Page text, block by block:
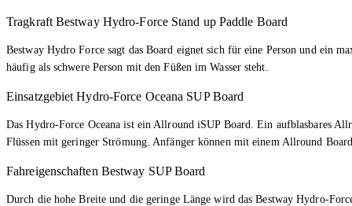
Tragkraft Bestway Hydro-Force Stand up Paddle Board
Bestway Hydro Force sagt das Board eignet sich für eine Person und ein
häufig als schwere Person mit den Füßen im Wasser steht.
Einsatzgebiet Hydro-Force Oceana SUP Board
Das Hydro-Force Oceana ist ein Allround iSUP Board. Ein aufblasbares
Flüssen mit geringer Strömung. Anfänger können mit einem Allround
Fahreigenschaften Bestway SUP Board
Durch die hohe Breite und die geringe Länge wird das Bestway Hydro-